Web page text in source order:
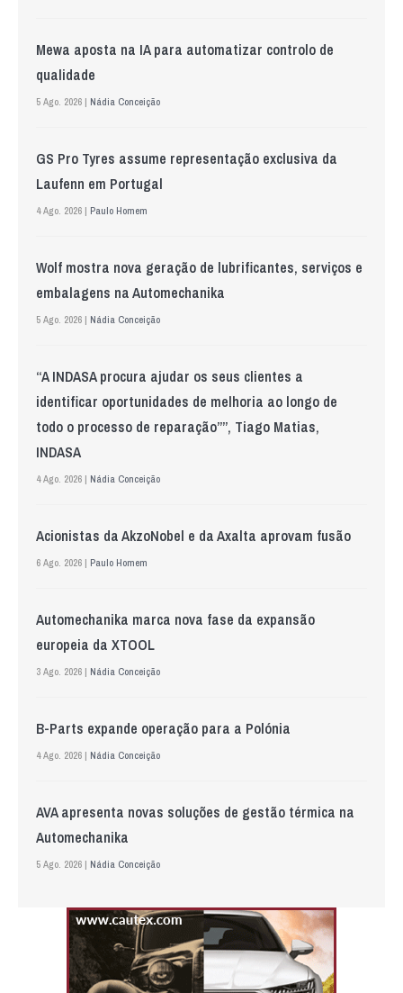
Mewa aposta na IA para automatizar controlo de
qualidade
5 Ago. 2026 | Nádia Conceição
GS Pro Tyres assume representação exclusiva da
Laufenn em Portugal
4 Ago. 2026 | Paulo Homem
Wolf mostra nova geração de lubrificantes, serviços e
embalagens na Automechanika
5 Ago. 2026 | Nádia Conceição
“A INDASA procura ajudar os seus clientes a
identificar oportunidades de melhoria ao longo de
todo o processo de reparação””, Tiago Matias,
INDASA
4 Ago. 2026 | Nádia Conceição
Acionistas da AkzoNobel e da Axalta aprovam fusão
6 Ago. 2026 | Paulo Homem
Automechanika marca nova fase da expansão
europeia da XTOOL
3 Ago. 2026 | Nádia Conceição
B-Parts expande operação para a Polónia
4 Ago. 2026 | Nádia Conceição
AVA apresenta novas soluções de gestão térmica na
Automechanika
5 Ago. 2026 | Nádia Conceição